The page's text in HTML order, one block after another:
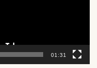
01:31